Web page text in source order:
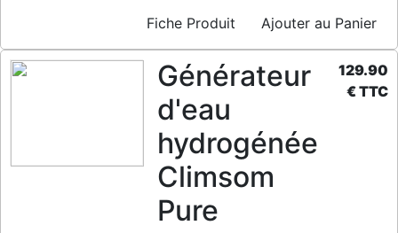
Fiche Produit Ajouter au Panier
Générateur
d'eau
hydrogénée
Climsom
Pure
129.90
€ TTC